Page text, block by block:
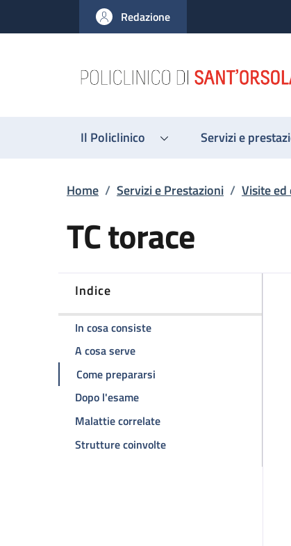
al contenuto principale
to footer content
Redazione
Il Policlinico Servizi e
Briciole di pane
Home / Servizi e Prestazioni / Visite ed
TC torace
Indice
In cosa consistedella pagina TC torace
A cosa servedella pagina TC torace
Come prepararsi
Dopo l'esamedella pagina TC torace
Malattie correlatedella pagina TC torace
Strutture coinvoltedella pagina TC torace